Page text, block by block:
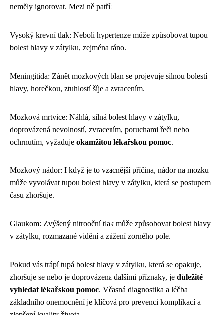
neměly ignorovat. Mezi ně patří:
Vysoký krevní tlak: Neboli hypertenze může způsobovat tupou
bolest hlavy v zátylku, zejména ráno.
Meningitida: Zánět mozkových blan se projevuje silnou bolestí
hlavy, horečkou, ztuhlostí šíje a zvracením.
Mozková mrtvice: Náhlá, silná bolest hlavy v zátylku,
doprovázená nevolností, zvracením, poruchami řeči nebo
ochrnutím, vyžaduje okamžitou lékařskou pomoc.
Mozkový nádor: I když je to vzácnější příčina, nádor na mozku
může vyvolávat tupou bolest hlavy v zátylku, která se postupem
času zhoršuje.
Glaukom: Zvýšený nitrooční tlak může způsobovat bolest hlavy
v zátylku, rozmazané vidění a zúžení zorného pole.
Pokud vás trápí tupá bolest hlavy v zátylku, která se opakuje,
zhoršuje se nebo je doprovázena dalšími příznaky, je důležité
vyhledat lékařskou pomoc. Včasná diagnostika a léčba
základního onemocnění je klíčová pro prevenci komplikací a